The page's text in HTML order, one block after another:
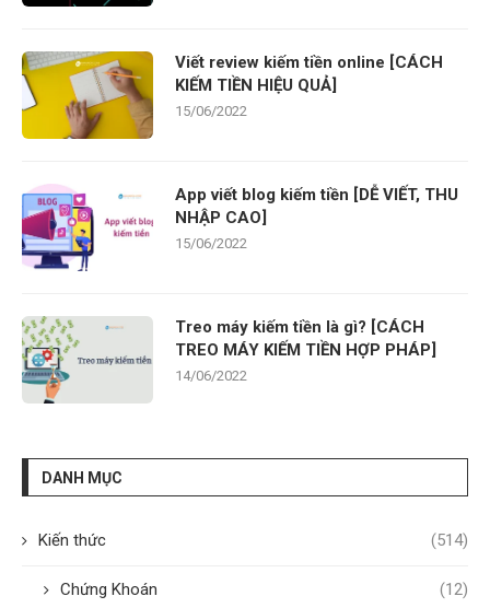
Viết review kiếm tiền online [CÁCH
KIẾM TIỀN HIỆU QUẢ]
15/06/2022
App viết blog kiếm tiền [DỄ VIẾT, THU
NHẬP CAO]
15/06/2022
Treo máy kiếm tiền là gì? [CÁCH
TREO MÁY KIẾM TIỀN HỢP PHÁP]
14/06/2022
DANH MỤC
Kiến thức (514)
Chứng Khoán (12)